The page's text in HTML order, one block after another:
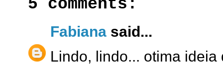
5 comments:
Fabiana said...
Lindo, lindo... otima